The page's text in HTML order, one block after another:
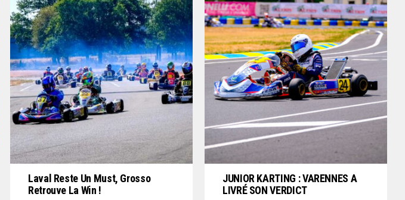
Laval Reste Un Must, Grosso
Retrouve La Win !
JUNIOR KARTING : VARENNES A
LIVRÉ SON VERDICT